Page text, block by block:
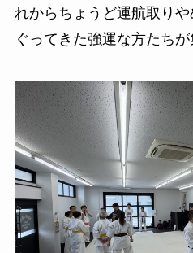
れからちょうど運航取り
ぐってきた強運な方たち